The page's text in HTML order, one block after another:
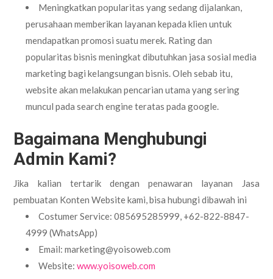
Meningkatkan popularitas yang sedang dijalankan,
perusahaan memberikan layanan kepada klien untuk
mendapatkan promosi suatu merek. Rating dan
popularitas bisnis meningkat dibutuhkan jasa sosial media
marketing bagi kelangsungan bisnis. Oleh sebab itu,
website akan melakukan pencarian utama yang sering
muncul pada search engine teratas pada google.
Bagaimana Menghubungi
Admin Kami?
Jika kalian tertarik dengan penawaran layanan Jasa
pembuatan Konten Website kami, bisa hubungi dibawah ini
Costumer Service: 085695285999, +62-822-8847-
4999 (WhatsApp)
Email: marketing@yoisoweb.com
Website:www.yoisoweb.com